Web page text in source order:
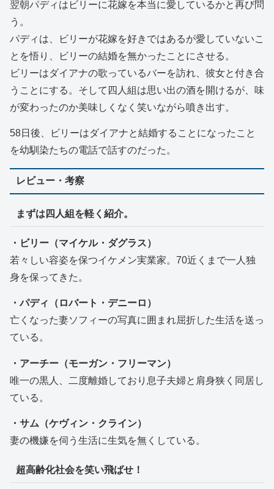
翌朝パディはビリーに花嫁を本当に愛しているかと再び問
う。
パディは、ビリーが花嫁を好きではあるが愛していないこ
とを悟り、ビリーの結婚を無かったことにさせる。
ビリーはダイアナの歌っているバーを訪れ、彼女と付き合
うことにする。そして四人組は思い出の酒を開けるが、味
が変わったのか美味しくなく笑いながら噴き出す。
58日後、ビリーはダイアナと結婚することになったこと
を幼馴染たちの電話で話すのだった。
レビュー・考察
まずは四人組を軽く紹介。
・ビリー（マイケル・ダグラス）
若々しい容姿を保つイケメン実業家。70近くまで一人独
身を保ってきた。
・パディ（ロバート・デニーロ）
亡くなった妻ソフィーの写真に囲まれ屈折した生活を送っ
ている。
・アーチー（モーガン・フリーマン）
唯一の黒人、二度離婚しており息子夫婦と肩身狭く同居し
ている。
・サム（ケヴィン・クライン）
妻の機嫌を伺う生活に生気を無くしている。
超高齢化社会を笑い飛ばせ！